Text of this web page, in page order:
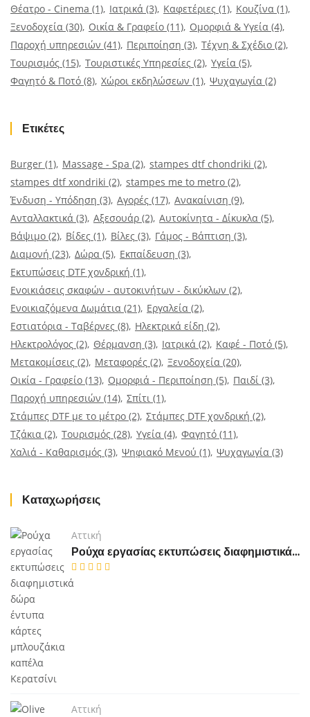
Θέατρο - Cinema (1) Ιατρικά (3) Καφετέριες (1) Κουζίνα (1)
Ξενοδοχεία (30) Οικία & Γραφείο (11) Ομορφιά & Υγεία (4)
Παροχή υπηρεσιών (41) Περιποίηση (3) Τέχνη & Σχέδιο (2)
Τουρισμός (15) Τουριστικές Υπηρεσίες (2) Υγεία (5)
Φαγητό & Ποτό (8) Χώροι εκδηλώσεων (1) Ψυχαγωγία (2)
Ετικέτες
Burger (1) Massage - Spa (2) stampes dtf chondriki (2)
stampes dtf xondriki (2) stampes me to metro (2)
Ένδυση - Υπόδηση (3) Αγορές (17) Ανακαίνιση (9)
Ανταλλακτικά (3) Αξεσουάρ (2) Αυτοκίνητα - Δίκυκλα (5)
Βάψιμο (2) Βίδες (1) Βίλες (3) Γάμος - Βάπτιση (3)
Διαμονή (23) Δώρα (5) Εκπαίδευση (3)
Εκτυπώσεις DTF χονδρική (1)
Ενοικιάσεις σκαφών - αυτοκινήτων - δικύκλων (2)
Ενοικιαζόμενα Δωμάτια (21) Εργαλεία (2)
Εστιατόρια - Ταβέρνες (8) Ηλεκτρικά είδη (2)
Ηλεκτρολόγος (2) Θέρμανση (3) Ιατρικά (2) Καφέ - Ποτό (5)
Μετακομίσεις (2) Μεταφορές (2) Ξενοδοχεία (20)
Οικία - Γραφείο (13) Ομορφιά - Περιποίηση (5) Παιδί (3)
Παροχή υπηρεσιών (14) Σπίτι (1)
Στάμπες DTF με το μέτρο (2) Στάμπες DTF χονδρική (2)
Τζάκια (2) Τουρισμός (28) Υγεία (4) Φαγητό (11)
Χαλιά - Καθαρισμός (3) Ψηφιακό Μενού (1) Ψυχαγωγία (3)
Καταχωρήσεις
Αττική
Ρούχα εργασίας εκτυπώσεις διαφημιστικά δώρα έντυπα κάρτες μπλουζάκια καπέλα Κερατσίνι
Αττική